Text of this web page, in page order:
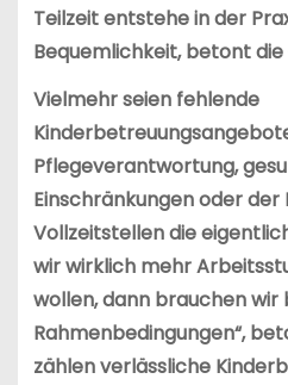
Teilzeit entstehe in der
Bequemlichkeit, betont die
Vielmehr seien fehlende
Pflegeverantwortung,
Einschränkungen oder der
Vollzeitstellen die
wir wirklich mehr
wollen, dann brauchen wir
Rahmenbedingungen“,
zählen verlässliche